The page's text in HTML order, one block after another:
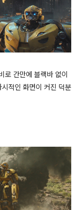
간만에 블랙바 없이
적인 화면이 커진 덕분